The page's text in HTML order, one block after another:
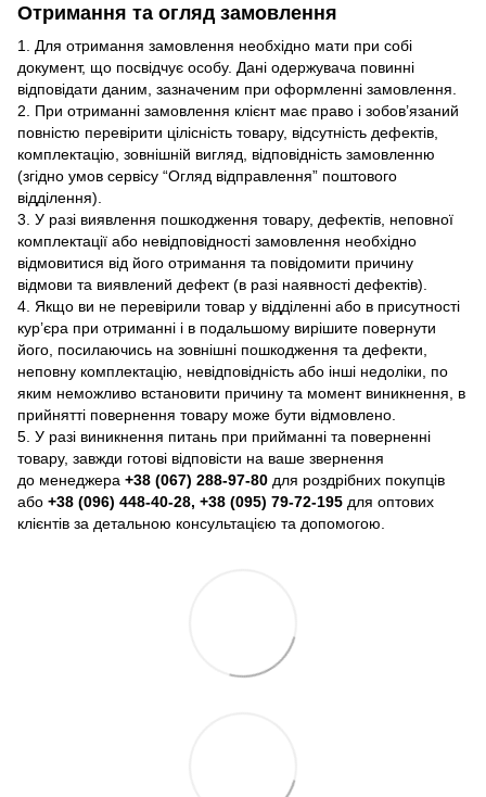
Отримання та огляд замовлення
1. Для отримання замовлення необхідно мати при собі
документ, що посвідчує особу. Дані одержувача повинні
відповідати даним, зазначеним при оформленні замовлення.
2. При отриманні замовлення клієнт має право і зобов’язаний
повністю перевірити цілісність товару, відсутність дефектів,
комплектацію, зовнішній вигляд, відповідність замовленню
(згідно умов сервісу “Огляд відправлення” поштового
відділення).
3. У разі виявлення пошкодження товару, дефектів, неповної
комплектації або невідповідності замовлення необхідно
відмовитися від його отримання та повідомити причину
відмови та виявлений дефект (в разі наявності дефектів).
4. Якщо ви не перевірили товар у відділенні або в присутності
кур’єра при отриманні і в подальшому вирішите повернути
його, посилаючись на зовнішні пошкодження та дефекти,
неповну комплектацію, невідповідність або інші недоліки, по
яким неможливо встановити причину та момент виникнення, в
прийнятті повернення товару може бути відмовлено.
5. У разі виникнення питань при прийманні та поверненні
товару, завжди готові відповісти на ваше звернення
до менеджера +38 (067) 288-97-80 для роздрібних покупців
або +38 (096) 448-40-28, +38 (095) 79-72-195 для оптових
клієнтів за детальною консультацією та допомогою.